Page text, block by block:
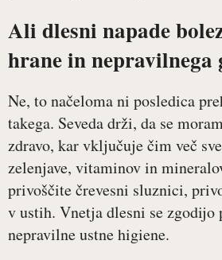
Ali dlesni napade
hrane in nepravilnega
Ne, to načeloma ni posledica
takega. Seveda drži, da se
zdravo, kar vključuje čim več
zelenjave, vitaminov in
privoščite črevesni sluznici,
v ustih. Vnetja dlesni se zgodijo
nepravilne ustne higiene.